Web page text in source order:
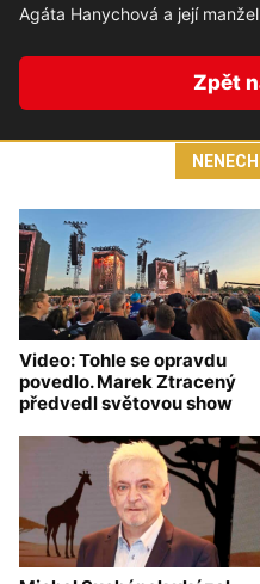
Agáta Hanychová a její
Zpět
Video: Tohle se opravdu
povedlo. Marek Ztracený
předvedl světovou show